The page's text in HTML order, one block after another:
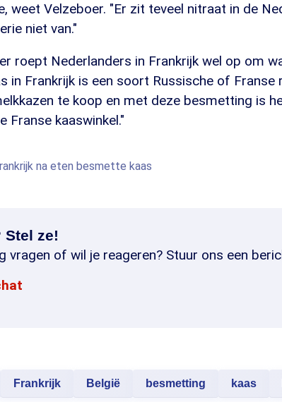
weet Velzeboer. "Er zit teveel nitraat in de
niet van."
roept Nederlanders in Frankrijk wel op om
in Frankrijk is een soort Russische of Franse
te koop en met deze besmetting is
Franse kaaswinkel."
na eten besmette kaas
Stel ze!
vragen of wil je reageren? Stuur ons een
Frankrijk België besmetting kaas